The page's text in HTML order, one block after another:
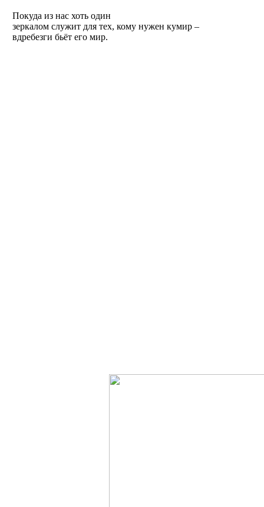
Покуда из нас хоть один
зеркалом служит для тех, кому нужен кумир –
вдребезги бьёт его мир.